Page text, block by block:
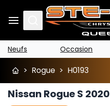
Search
Neufs Occasion
> Rogue > H0193
Nissan Rogue S 2020